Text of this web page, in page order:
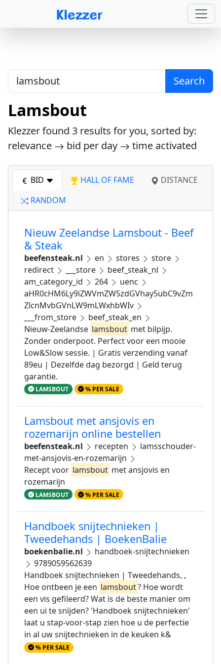
Search
Lamsbout
Klezzer found 3 results for you, sorted by:
relevance
bid per day time activated
BID HALL OF FAME
DISTANCE
RANDOM
Nieuw Zeelandse Lamsbout - Beef
& Steak
beefensteak.nl en stores
store
redirect
___store
beef_steak_nl
am_category_id
264
uenc
aHR0cHM6Ly9iZWVmZW5zdGVhay5ubC9vZm
ZlcnMvbGVnLW9mLWxhbWIv
___from_store
beef_steak_en
Nieuw-Zeelandse lamsbout met bilpijp.
Zonder onderpoot. Perfect voor een mooie
Low&Slow sessie. | Gratis verzending vanaf
89eu | Dezelfde dag bezorgd | Geld terug
garantie.
LAMSBOUT % PER SALE
Lamsbout met ansjovis en
rozemarijn online bestellen
beefensteak.nl recepten
lamsschouder-
met-ansjovis-en-rozemarijn
Recept voor lamsbout met ansjovis en
rozemarijn
LAMSBOUT % PER SALE
Handboek snijtechnieken |
Tweedehands | BoekenBalie
boekenbalie.nl
handboek-snijtechnieken
9789059562639
Handboek snijtechnieken | Tweedehands, ,
Hoe ontbeen je een lamsbout? Hoe wordt
een vis gefileerd? Wat is de beste manier om
een ui te snijden? 'Handboek snijtechnieken'
laat u stap-voor-stap zien hoe u de perfectie
in al uw snijtechnieken in de keuken k&
% PER SALE